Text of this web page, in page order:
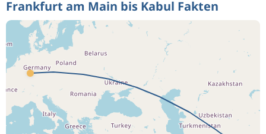
Frankfurt am Main bis Kabul Fakten